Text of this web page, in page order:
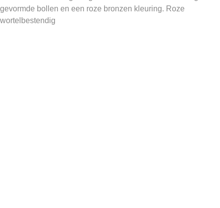
gevormde bollen en een roze bronzen kleuring. Roze
wortelbestendig